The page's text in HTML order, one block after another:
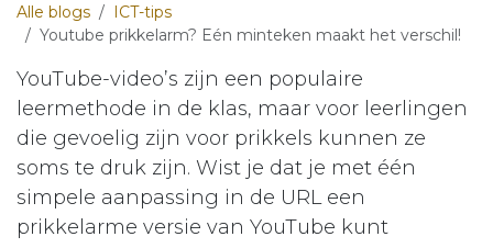
Alle blogs
ICT-tips
Youtube prikkelarm? Eén minteken maakt het verschil!
YouTube-video’s zijn een populaire
leermethode in de klas, maar voor leerlingen
die gevoelig zijn voor prikkels kunnen ze
soms te druk zijn. Wist je dat je met één
simpele aanpassing in de URL een
prikkelarme versie van YouTube kunt